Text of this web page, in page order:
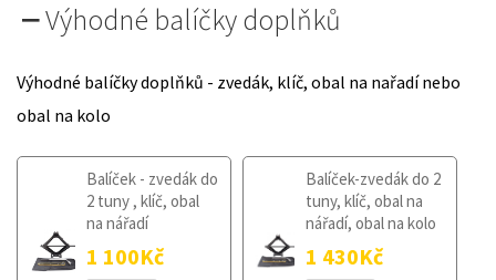
Výhodné balíčky doplňků
Výhodné balíčky doplňků - zvedák, klíč, obal na nařadí nebo
obal na kolo
Balíček - zvedák do
2 tuny , klíč, obal
na nářadí
1 100Kč
Balíček-zvedák do 2
tuny, klíč, obal na
nářadí, obal na kolo
1 430Kč